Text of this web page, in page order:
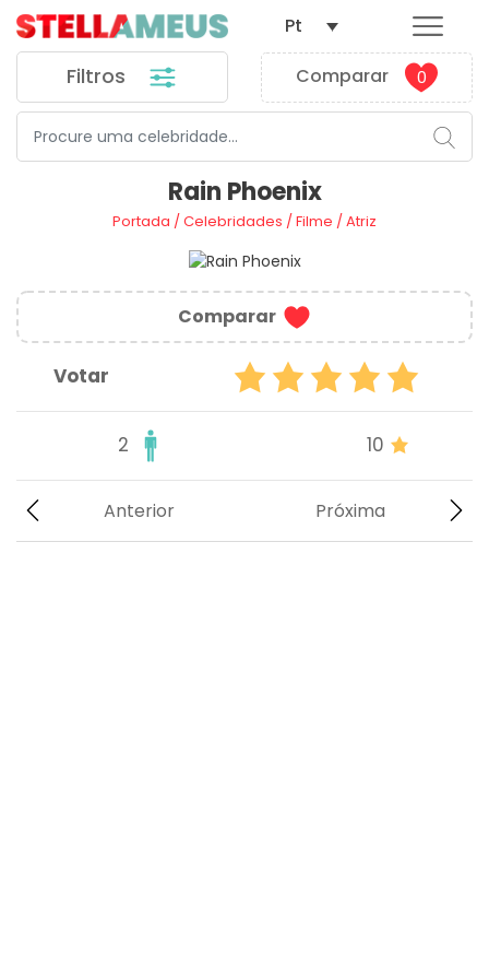
Filtros Comparar 0
Pt
Rain Phoenix
Portada /Celebridades /Filme /Atriz
Comparar
Votar
2 10
Próxima
Anterior